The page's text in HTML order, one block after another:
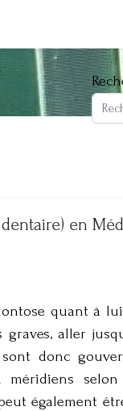
en
quant à
aller
donc
méridiens
également